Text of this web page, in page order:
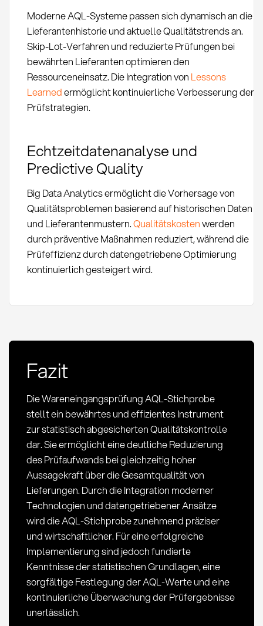
Moderne AQL-Systeme passen sich dynamisch an die
Lieferantenhistorie und aktuelle Qualitätstrends an.
Skip-Lot-Verfahren und reduzierte Prüfungen bei
bewährten Lieferanten optimieren den
Ressourceneinsatz. Die Integration von Lessons
Learnedermöglicht kontinuierliche Verbesserung der
Prüfstrategien.
Echtzeitdatenanalyse und
Predictive Quality
Big Data Analytics ermöglicht die Vorhersage von
Qualitätsproblemen basierend auf historischen Daten
und Lieferantenmustern.Qualitätskostenwerden
durch präventive Maßnahmen reduziert, während die
Prüfeffizienz durch datengetriebene Optimierung
kontinuierlich gesteigert wird.
Fazit
Die Wareneingangsprüfung AQL-Stichprobe
stellt ein bewährtes und effizientes Instrument
zur statistisch abgesicherten Qualitätskontrolle
dar. Sie ermöglicht eine deutliche Reduzierung
des Prüfaufwands bei gleichzeitig hoher
Aussagekraft über die Gesamtqualität von
Lieferungen. Durch die Integration moderner
Technologien und datengetriebener Ansätze
wird die AQL-Stichprobe zunehmend präziser
und wirtschaftlicher. Für eine erfolgreiche
Implementierung sind jedoch fundierte
Kenntnisse der statistischen Grundlagen, eine
sorgfältige Festlegung der AQL-Werte und eine
kontinuierliche Überwachung der Prüfergebnisse
unerlässlich.